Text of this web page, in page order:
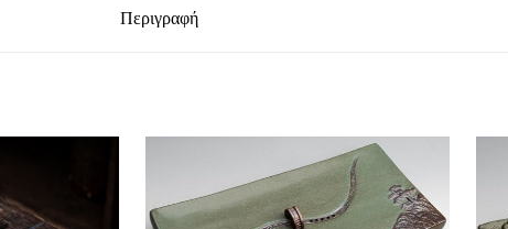
Περιγραφή